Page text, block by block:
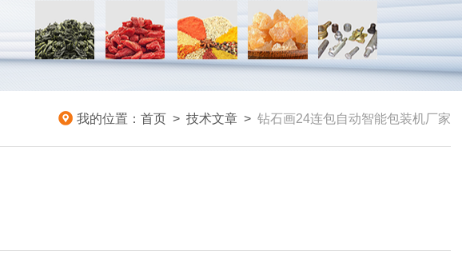
我的位置： 首页 > 技术文章 > 钻石画24连包自动智能包装机厂家